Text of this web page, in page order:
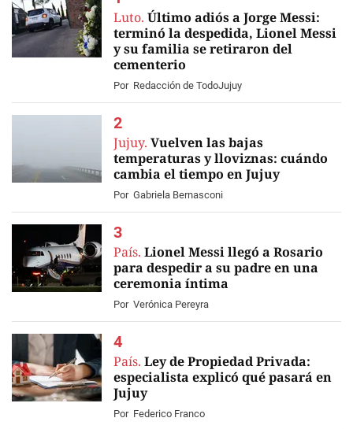
Luto. Último adiós a Jorge Messi:
terminó la despedida, Lionel Messi
y su familia se retiraron del
cementerio
Por Redacción de TodoJujuy
Jujuy. Vuelven las bajas
temperaturas y lloviznas: cuándo
cambia el tiempo en Jujuy
Por Gabriela Bernasconi
País. Lionel Messi llegó a Rosario
para despedir a su padre en una
ceremonia íntima
Por Verónica Pereyra
País. Ley de Propiedad Privada:
especialista explicó qué pasará en
Jujuy
Por Federico Franco